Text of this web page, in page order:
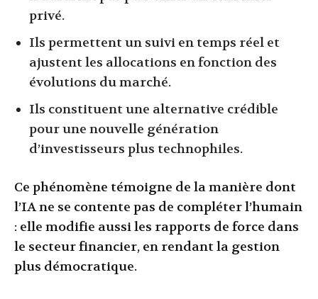
privé.
Ils permettent un suivi en temps réel et
ajustent les allocations en fonction des
évolutions du marché.
Ils constituent une alternative crédible
pour une nouvelle génération
d’investisseurs plus technophiles.
Ce phénomène témoigne de la manière dont
l’IA ne se contente pas de compléter l’humain
: elle modifie aussi les rapports de force dans
le secteur financier, en rendant la gestion
plus démocratique.